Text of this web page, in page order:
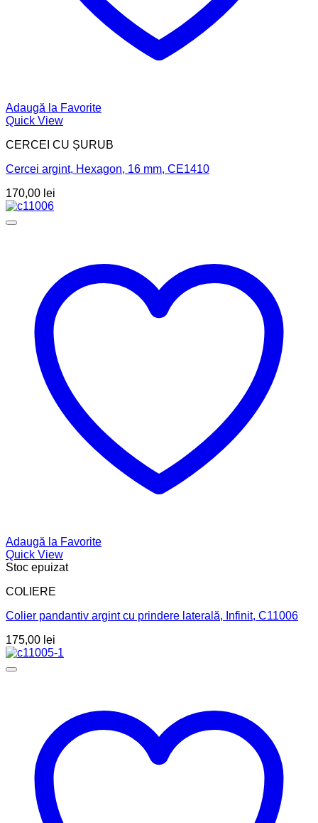
Adaugă la Favorite
Quick View
CERCEI CU ȘURUB
Cercei argint, Hexagon, 16 mm, CE1410
170,00 lei
Adaugă la Favorite
Quick View
Stoc epuizat
COLIERE
Colier pandantiv argint cu prindere laterală, Infinit, C11006
175,00 lei